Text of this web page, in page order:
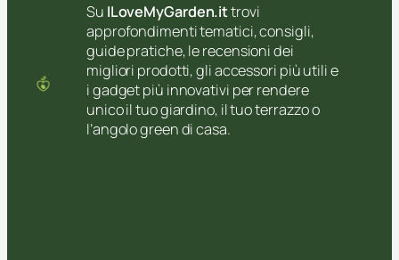
Su ILoveMyGarden.ittrovi
approfondimenti tematici, consigli,
guide pratiche, le recensioni dei
migliori prodotti, gli accessori più utili e
i gadget più innovativi per rendere
unico il tuo giardino, il tuo terrazzo o
l’angolo green di casa.